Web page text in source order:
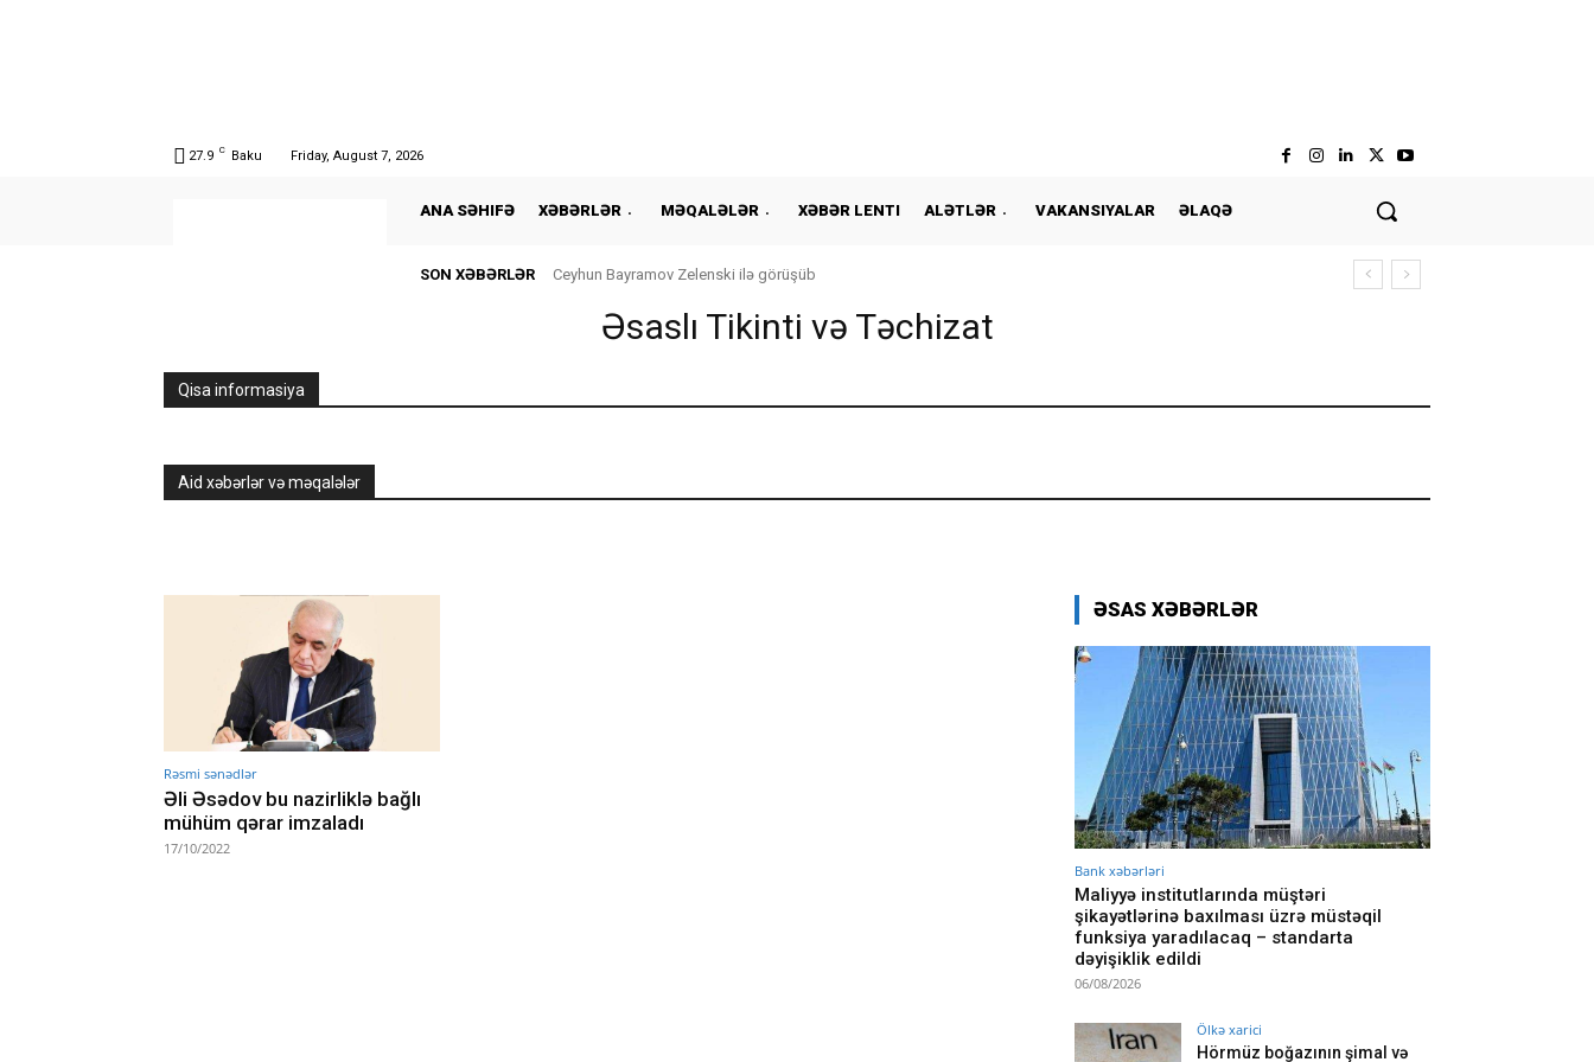
27.9 C Baku Friday, August 7, 2026
ANA SƏHIFƏ XƏBƏRLƏR MƏQALƏLƏR XƏBƏR LENTI ALƏTLƏR VAKANSIYALAR ƏLAQƏ
SON XƏBƏRLƏR Ceyhun Bayramov Zelenski ilə görüşüb
Əsaslı Tikinti və Təchizat
Qisa informasiya
Aid xəbərlər və məqalələr
Rəsmi sənədlər
Əli Əsədov bu nazirliklə bağlı
mühüm qərar imzaladı
17/10/2022
ƏSAS XƏBƏRLƏR
Bank xəbərləri
Maliyyə institutlarında müştəri
şikayətlərinə baxılması üzrə müstəqil
funksiya yaradılacaq – standarta
dəyişiklik edildi
06/08/2026
Ölkə xarici
Hörmüz boğazının şimal və